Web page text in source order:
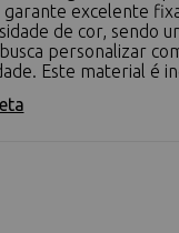
garante excelente
de cor, sendo
personalizar
Este material é